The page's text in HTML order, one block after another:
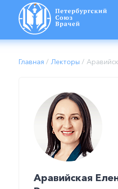
Главная / Лекторы /
Аравийская